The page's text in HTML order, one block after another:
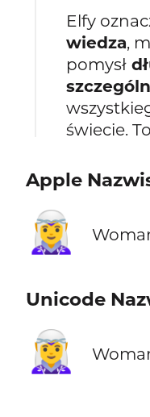
Elfy
wiedza,
pomysł
świecie.
Apple
🧝‍♀️
Unicode
🧝‍♀️